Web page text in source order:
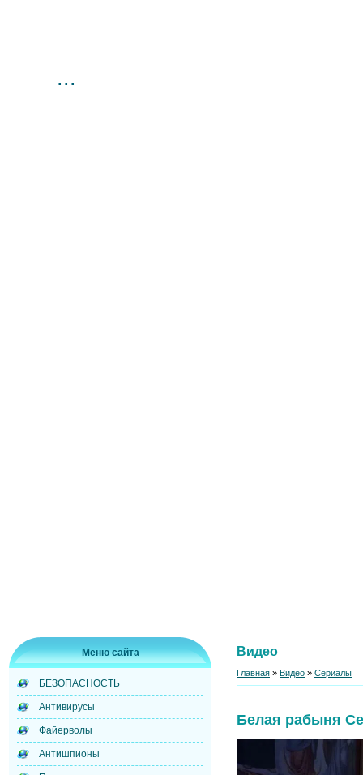
...
Меню сайта
БЕЗОПАСНОСТЬ
Антивирусы
Файерволы
Антишпионы
Видео
Главная » Видео » Сериалы
Белая рабыня